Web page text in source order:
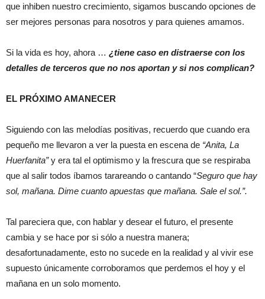
que inhiben nuestro crecimiento, sigamos buscando opciones de
ser mejores personas para nosotros y para quienes amamos.
Si la vida es hoy, ahora … ¿tiene caso en distraerse con los
detalles de terceros que no nos aportan y si nos complican?
EL PRÓXIMO AMANECER
Siguiendo con las melodías positivas, recuerdo que cuando era
pequeño me llevaron a ver la puesta en escena de “Anita, La
Huerfanita”y era tal el optimismo y la frescura que se respiraba
que al salir todos íbamos tarareando o cantando “Seguro que hay
sol, mañana. Dime cuanto apuestas que mañana. Sale el sol.”.
Tal pareciera que, con hablar y desear el futuro, el presente
cambia y se hace por si sólo a nuestra manera;
desafortunadamente, esto no sucede en la realidad y al vivir ese
supuesto únicamente corroboramos que perdemos el hoy y el
mañana en un solo momento.